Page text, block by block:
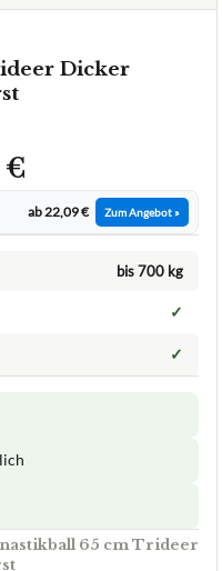
Dicker
€
ab 22,09 € Zum Angebot »
bis 700 kg
✓
✓
65 cm Trideer